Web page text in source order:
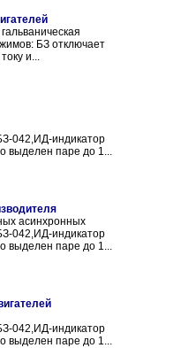
БЗ отключает
и...
042,ИД-индикатор
выделен паре до 1...
асинхронных
042,ИД-индикатор
выделен паре до 1...
042,ИД-индикатор
выделен паре до 1...